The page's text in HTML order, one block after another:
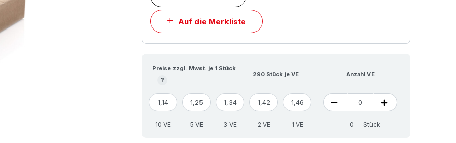
Auf die Merkliste
Preise zzgl. Mwst. je 1 Stück
?
290 Stück je VE Anzahl VE
1,14 1,25 1,34 1,42 1,46
10 VE 5 VE 3 VE 2 VE 1 VE Stück